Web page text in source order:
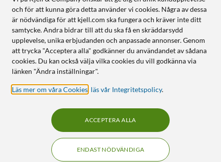
Handla från:
Sverige
Norge
KUNSKAP OCH TILLBEHÖR TILL
och för att kunna göra detta använder vi cookies. Några av dessa
är nödvändiga för att kjell.com ska fungera och kräver inte ditt
samtycke. Andra bidrar till att du ska få en skräddarsydd
upplevelse, unika erbjudanden och anpassade annonser. Genom
att trycka "Acceptera alla" godkänner du användandet av sådana
cookies. Du kan också välja vilka cookies du vill godkänna via
länken "Ändra inställningar".
Läs mer om våra Cookies läs vår Integritetspolicy.
ENDAST NÖDVÄNDIGA
ACCEPTERA ALLA